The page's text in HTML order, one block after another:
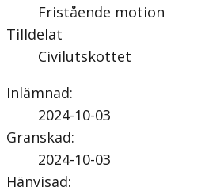
Fristående motion
Tilldelat
Civilutskottet
Inlämnad:
2024-10-03
Granskad:
2024-10-03
Hänvisad: